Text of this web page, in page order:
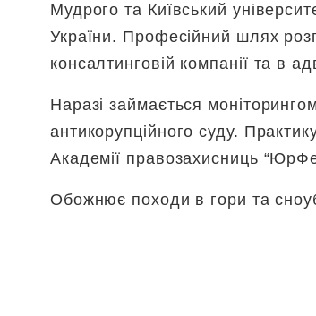
Мудрого та Київський
України. Професійний шлях
консалтинговій компанії та в
Наразі займається
антикорупційного суду.
Академії правозахисниць
Обожнює походи в гори та